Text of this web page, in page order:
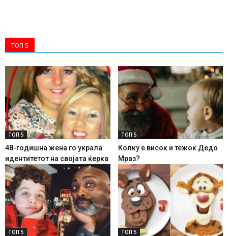
ТОП 5
ТОП 5
48-годишна жена го украла
идентитетот на својата ќерка
ТОП 5
Колку е висок и тежок Дедо
Мраз?
ТОП 5 ТОП 5